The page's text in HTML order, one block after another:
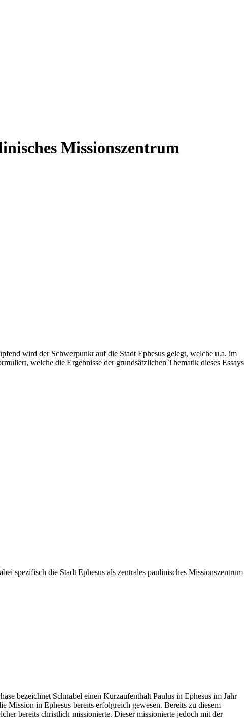
Missionszentrum
wird der Schwerpunkt auf die Stadt Ephesus gelegt, welche u.a. im
welche die Ergebnisse der grundsätzlichen Thematik dieses Essays
spezifisch die Stadt Ephesus als zentrales paulinisches Missionszentrum
bezeichnet Schnabel einen Kurzaufenthalt Paulus in Ephesus im Jahr
Mission in Ephesus bereits erfolgreich gewesen. Bereits zu diesem
bereits christlich missionierte. Dieser missionierte jedoch mit der